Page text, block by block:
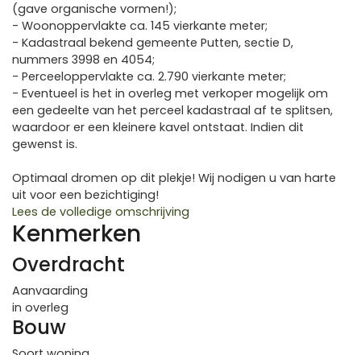
(gave organische vormen!);
- Woonoppervlakte ca. 145 vierkante meter;
- Kadastraal bekend gemeente Putten, sectie D,
nummers 3998 en 4054;
- Perceeloppervlakte ca. 2.790 vierkante meter;
- Eventueel is het in overleg met verkoper mogelijk om
een gedeelte van het perceel kadastraal af te splitsen,
waardoor er een kleinere kavel ontstaat. Indien dit
gewenst is.
Optimaal dromen op dit plekje! Wij nodigen u van harte
uit voor een bezichtiging!
Lees de volledige omschrijving
Kenmerken
Overdracht
Aanvaarding
in overleg
Bouw